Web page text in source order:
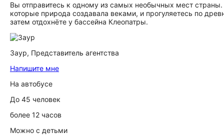
Вы отправитесь к одному из самых необычных мест
которые природа создавала веками, и прогуляетесь по
затем отдохнёте у бассейна Клеопатры.
Заур, Представитель агентства
Напишите мне
На автобусе
До 45 человек
более 12 часов
Можно с детьми